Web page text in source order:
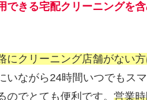
できる宅配クリーニングを
にクリーニング店舗がない方
いながら24時間いつでもス
でとても便利です。 営業